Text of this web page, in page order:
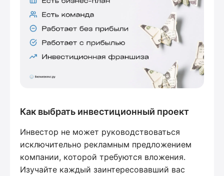
Как выбрать инвестиционный проект
Инвестор не может руководствоваться
исключительно рекламным предложением
компании, которой требуются вложения.
Изучайте каждый заинтересовавший вас